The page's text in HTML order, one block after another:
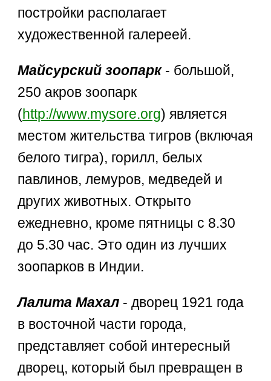
постройки располагает
художественной галереей.
Майсурский зоопарк- большой,
250 акров зоопарк
(http://www.mysore.org) является
местом жительства тигров (включая
белого тигра), горилл, белых
павлинов, лемуров, медведей и
других животных. Открыто
ежедневно, кроме пятницы с 8.30
до 5.30 час. Это один из лучших
зоопарков в Индии.
Лалита Махал - дворец 1921 года
в восточной части города,
представляет собой интересный
дворец, который был превращен в